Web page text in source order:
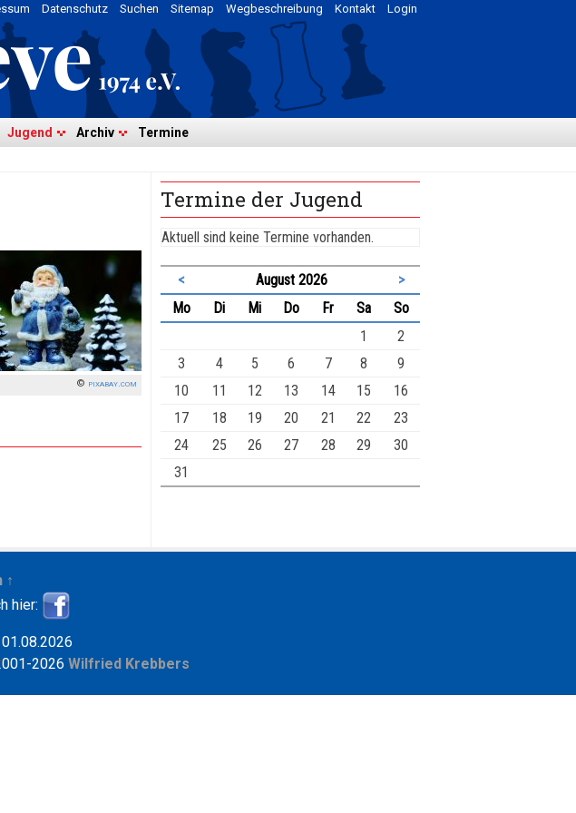
Login
Kontakt
Wegbeschreibung
Sitemap
Suchen
Datenschutz
Jugend Archiv Termine
pixabay.com
Termine der Jugend
Aktuell sind keine Termine vorhanden.
< August 2026
>
Montag Dienstag
Mittwoch
Donnerstag
FreitagSamstag
Sonntag
1
2
3
4 5 6 7 8
9
10
11 12 13 14 15
16
17
18 19 20 21 22
23
24
25 26 27 28 29
30
31
↑
hier:
2026 Wilfried Krebbers